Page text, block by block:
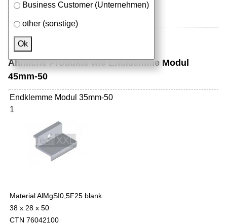
Business Customer (Unternehmen)
other (sonstige)
Ok
Ähnliche Produkte wie Endklemme Modul
45mm-50
Endklemme Modul 35mm-50
1
Material AlMgSI0,5F25 blank
38 x 28 x 50
CTN 76042100